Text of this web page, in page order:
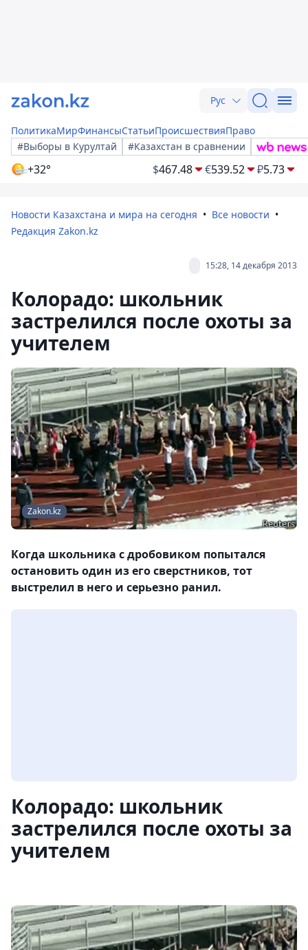
Рус
ПолитикаМирФинансыСтатьиПроисшествияПраво
#Выборы в Курултай
#Казахстан в сравнении
+32° $467.48 €539.52 ₽5.73
Новости Казахстана и мира на сегодня
Все новости
Редакция Zakon.kz
15:28, 14 декабря 2013
Колорадо: школьник
застрелился после охоты за
учителем
Zakon.kz
Когда школьника с дробовиком попытался
остановить один из его сверстников, тот
выстрелил в него и серьезно ранил.
Колорадо: школьник
застрелился после охоты за
учителем